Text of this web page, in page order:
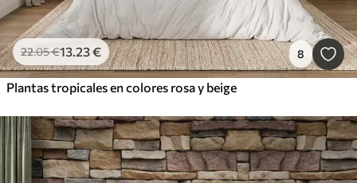
22.05€13.23€ 8
Plantas tropicales en colores rosa y beige